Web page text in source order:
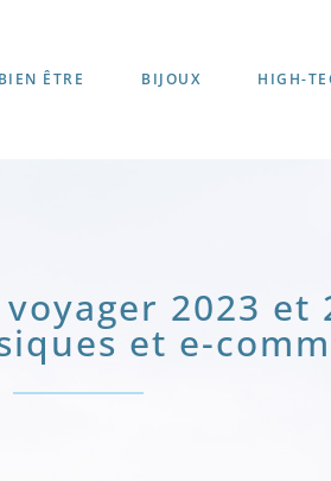
ÊTRE BIJOUX HIGH-
2023 et
et e-